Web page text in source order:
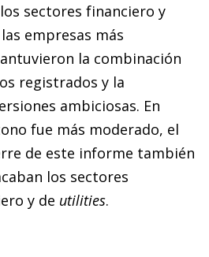
sectores financiero y
empresas más
la combinación
registrados y la
ambiciosas. En
fue más moderado, el
de este informe también
los sectores
y de utilities.